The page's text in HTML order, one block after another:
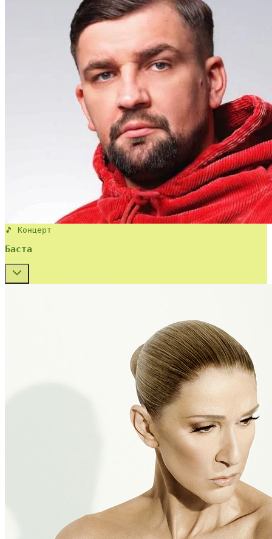
🎵 Концерт
Баста